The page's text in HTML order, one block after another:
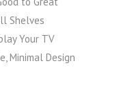
Shelves
Your TV
Minimal Design